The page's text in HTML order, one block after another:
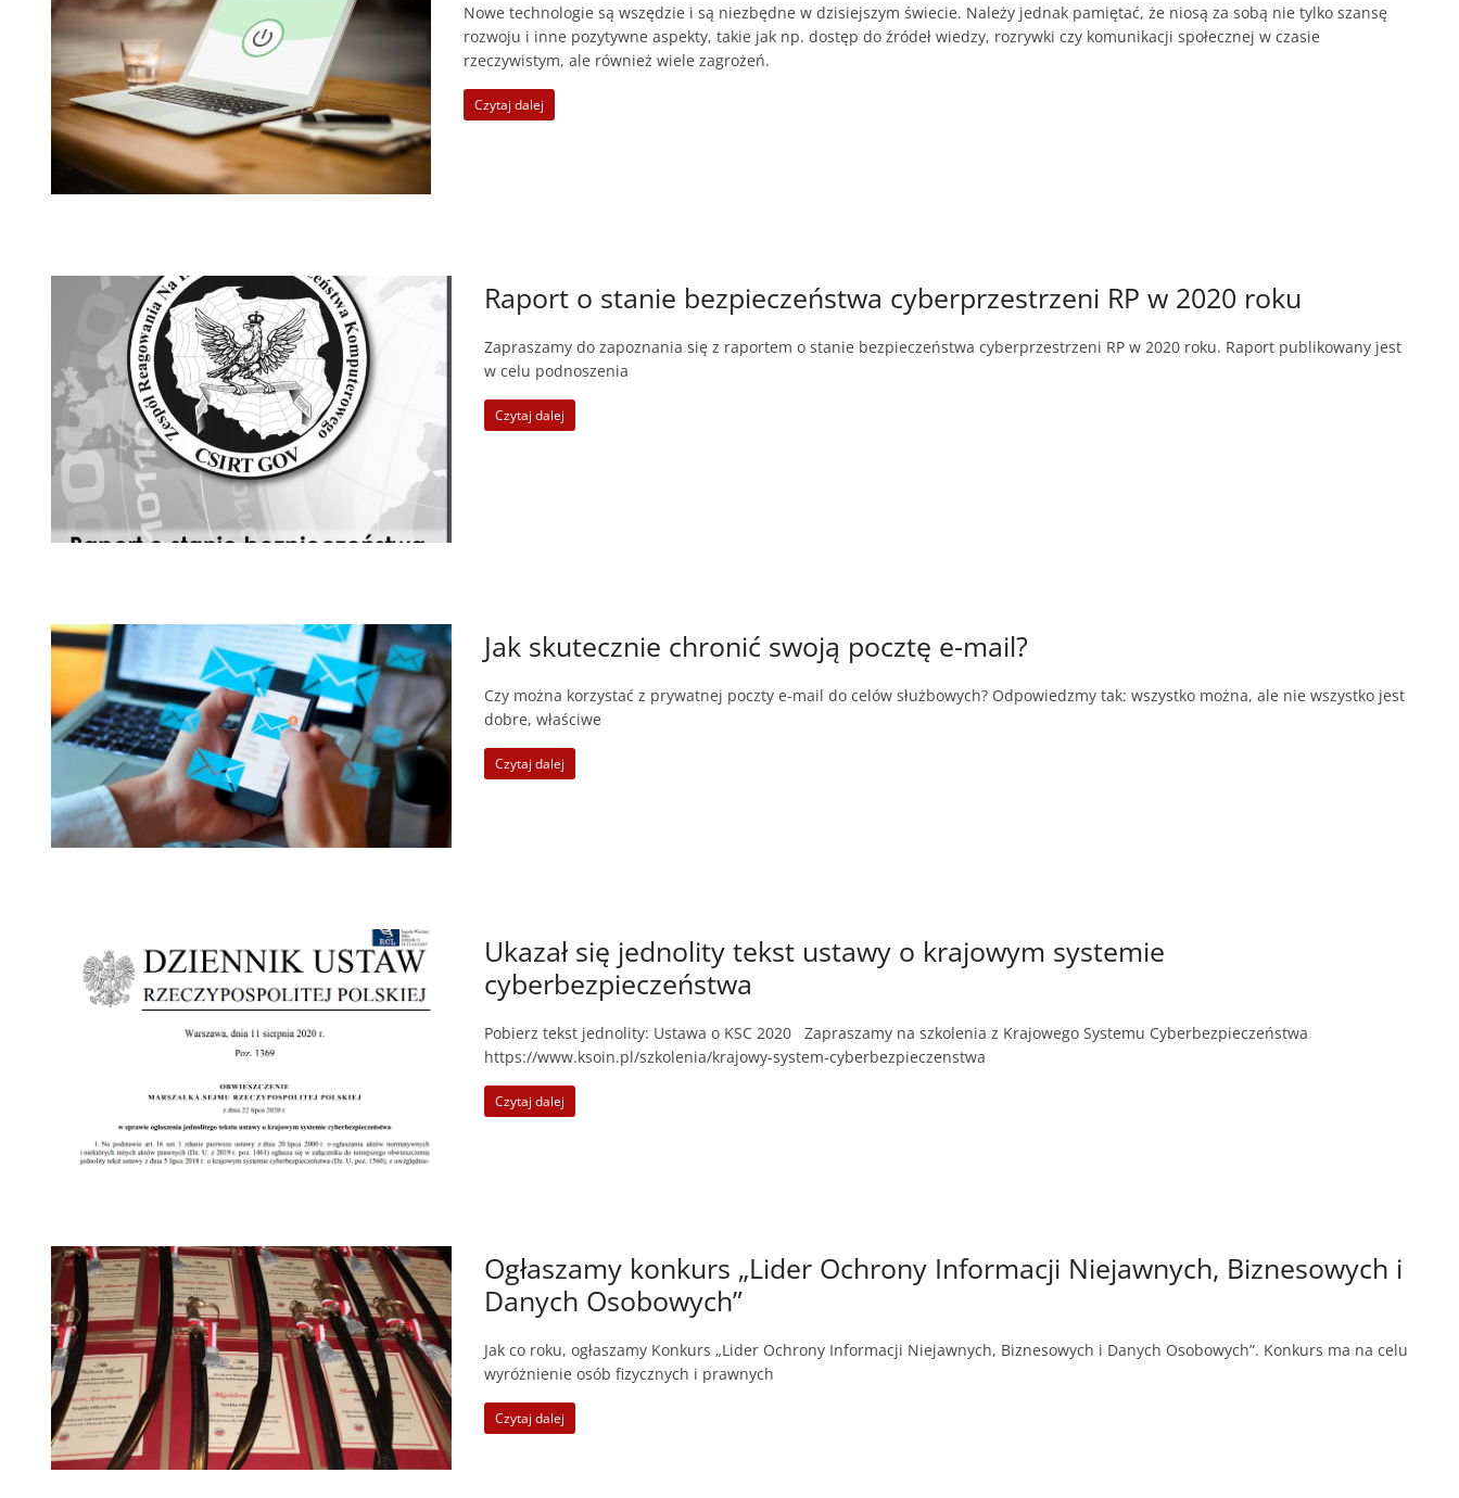
Nowe technologie są wszędzie i są niezbędne w dzisiejszym świecie. Należy jednak pamiętać, że niosą za sobą nie tylko szansę
rozwoju i inne pozytywne aspekty, takie jak np. dostęp do źródeł wiedzy, rozrywki czy komunikacji społecznej w czasie
rzeczywistym, ale również wiele zagrożeń.
Czytaj dalej
Raport o stanie bezpieczeństwa cyberprzestrzeni RP w 2020 roku
Zapraszamy do zapoznania się z raportem o stanie bezpieczeństwa cyberprzestrzeni RP w 2020 roku. Raport publikowany jest
w celu podnoszenia
Czytaj dalej
Jak skutecznie chronić swoją pocztę e-mail?
Czy można korzystać z prywatnej poczty e-mail do celów służbowych? Odpowiedzmy tak: wszystko można, ale nie wszystko jest
dobre, właściwe
Czytaj dalej
Ukazał się jednolity tekst ustawy o krajowym systemie
cyberbezpieczeństwa
Pobierz tekst jednolity: Ustawa o KSC 2020 Zapraszamy na szkolenia z Krajowego Systemu Cyberbezpieczeństwa
https://www.ksoin.pl/szkolenia/krajowy-system-cyberbezpieczenstwa
Czytaj dalej
Ogłaszamy konkurs „Lider Ochrony Informacji Niejawnych, Biznesowych i
Danych Osobowych”
Jak co roku, ogłaszamy Konkurs „Lider Ochrony Informacji Niejawnych, Biznesowych i Danych Osobowych”. Konkurs ma na celu
wyróżnienie osób fizycznych i prawnych
Czytaj dalej